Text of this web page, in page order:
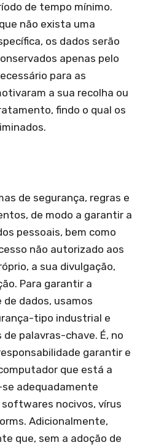
de tempo mínimo.
não exista uma
os dados serão
apenas pelo
para as
a sua recolha ou
findo o qual os
de segurança, regras e
de modo a garantir a
pessoais, bem como
não autorizado aos
a sua divulgação,
Para garantir a
dados, usamos
tipo industrial e
palavras-chave. É, no
garantir e
que está a
adequadamente
nocivos, vírus
Adicionalmente,
que, sem a adoção de